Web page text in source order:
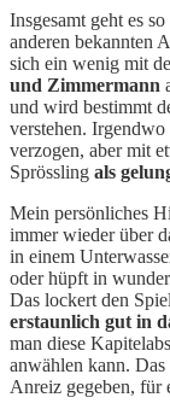
Insgesamt geht es
anderen bekannten
sich ein wenig mit
und Zimmermann
und wird bestimmt
verstehen. Irgendwo
verzogen, aber mit
Sprössling als
Mein persönliches
immer wieder über
in einem
oder hüpft in
Das lockert den
erstaunlich gut in
man diese
anwählen kann.
Anreiz gegeben, für